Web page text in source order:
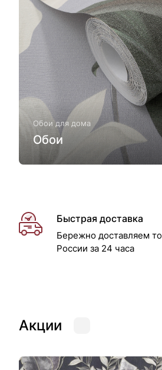
Обои для дома
Обои
Быстрая доставка
Бережно доставляем
России за 24 часа
Акции